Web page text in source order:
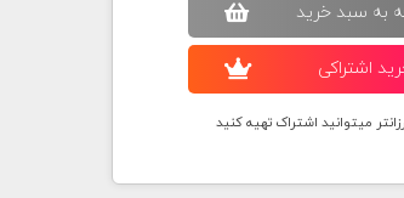
به سبد خريد
اشتراکی
میتوانید اشتراک تهیه کنید